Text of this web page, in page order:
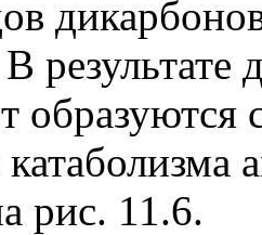
результате
рис. 11.6.